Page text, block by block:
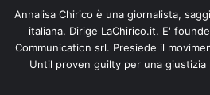
Annalisa Chirico è una giornalista,
italiana. Dirige LaChirico.it. E'
Communication srl. Presiede il
Until proven guilty per una